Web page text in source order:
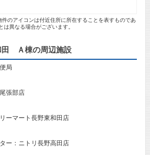
のアイコンは付近住所に所在することを表すものであ
は異なる場合がございます。
田 Ａ棟の周辺施設
局
張部店
ーマート長野東和田店
ー：ニトリ長野高田店